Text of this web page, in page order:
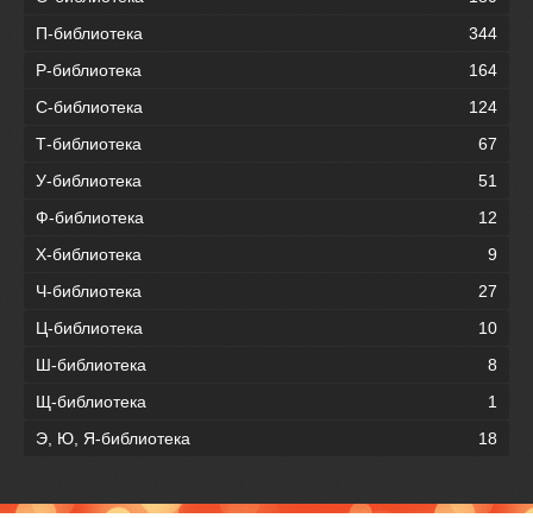
П-библиотека
344
Р-библиотека
164
С-библиотека
124
Т-библиотека
67
У-библиотека
51
Ф-библиотека
12
Х-библиотека
9
Ч-библиотека
27
Ц-библиотека
10
Ш-библиотека
8
Щ-библиотека
1
Э, Ю, Я-библиотека
18